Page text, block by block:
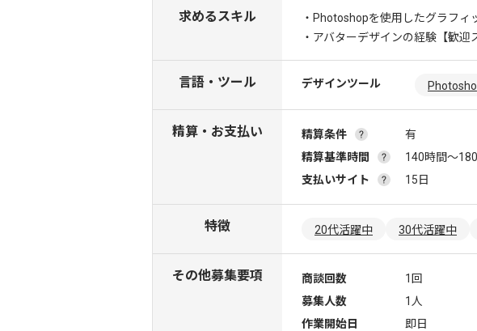
求めるスキル
・Photoshopを使用したグラフィ
・アバターデザインの経験 【歓
言語・ツール デザインツール
精算・お支払い 精算条件
有
精算基準時間
140時間〜
支払いサイト
15日
特徴 20代活躍中 30代活躍中
その他募集要項 商談回数
1回
募集人数
1人
作業開始日
即日